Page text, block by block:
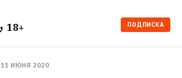
18+ ПОДПИСКА
11 ИЮНЯ 2020